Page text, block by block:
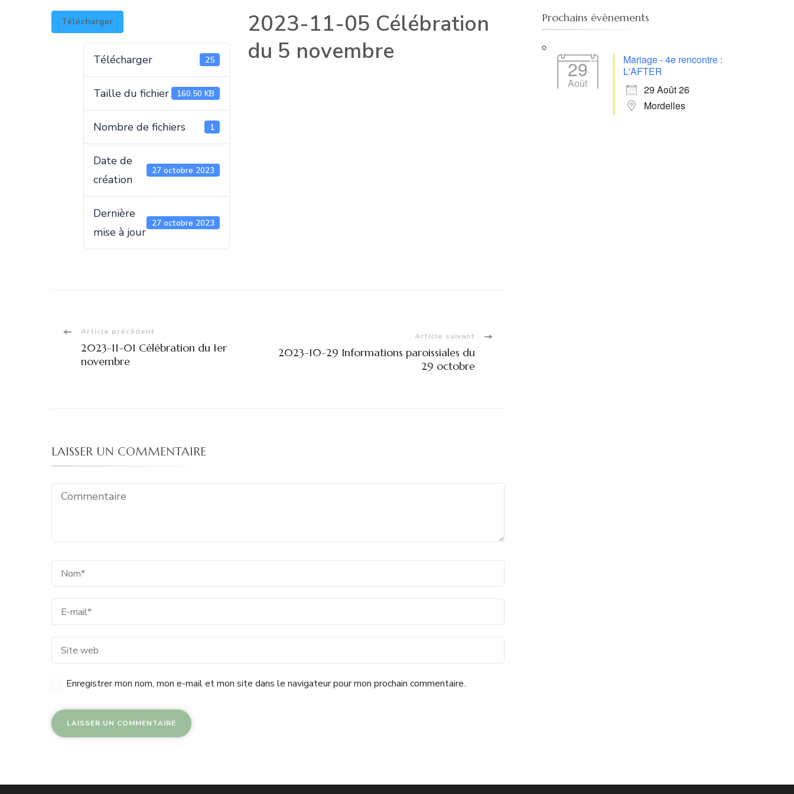
Télécharger
Télécharger 25
Taille du fichier 160.50 KB
Nombre de fichiers 1
Date de
création
27 octobre 2023
Dernière
mise à jour
27 octobre 2023
2023-11-05 Célébration
du 5 novembre
Navigation
d'article
Article précédent
2023-11-01 Célébration du 1er
novembre
Article suivant
2023-10-29 Informations paroissiales du
29 octobre
LAISSER UN COMMENTAIRE
Enregistrer mon nom, mon e-mail et mon site dans le navigateur pour mon prochain commentaire.
Prochains évènements
29
Août
Mariage - 4e rencontre :
L'AFTER
29 Août 26
Mordelles